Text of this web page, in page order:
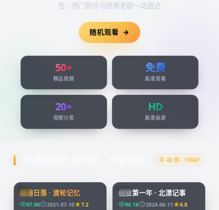
告，热门新片与经典老剧一站直达
随机观看
50+
精品视频
免费
高清观看
20+
视频分类
HD
高清画质
共 48 部 · 1080P
HK
维港日落 · 渡轮记忆
97.9K 2021-07-10 7.2
CN
创业第一年 · 北漂记事
96.1K 2024-06-11 6.8